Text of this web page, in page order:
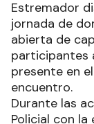
Estremador
jornada de
abierta de
participantes
presente en
encuentro.
Durante las
Policial con